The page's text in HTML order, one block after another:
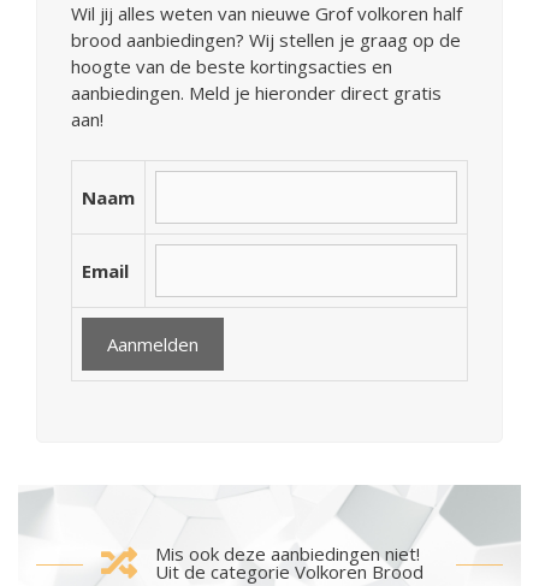
Wil jij alles weten van nieuwe Grof volkoren half
brood aanbiedingen? Wij stellen je graag op de
hoogte van de beste kortingsacties en
aanbiedingen. Meld je hieronder direct gratis
aan!
Naam
Email
Mis ook deze aanbiedingen niet!
Uit de categorie Volkoren Brood